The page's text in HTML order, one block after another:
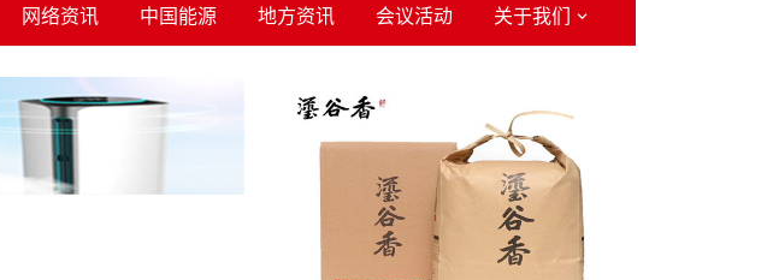
网络资讯 中国能源 地方资讯 会议活动 关于我们